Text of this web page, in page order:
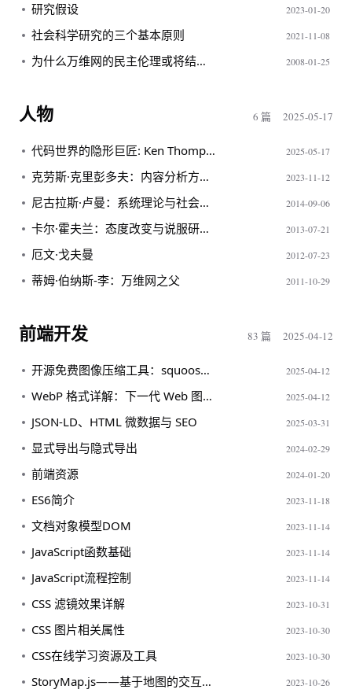
研究假设 2023-01-20
社会科学研究的三个基本原则 2021-11-08
为什么万维网的民主伦理或将结束？ 2008-01-25
人物 6 篇 2025-05-17
代码世界的隐形巨匠: Ken Thompson 2025-05-17
克劳斯·克里彭多夫：内容分析方法论的奠基者 2023-11-12
尼古拉斯·卢曼：系统理论与社会学的革新者 2014-09-06
卡尔·霍夫兰：态度改变与说服研究的先驱 2013-07-21
厄文·戈夫曼 2012-07-23
蒂姆·伯纳斯-李：万维网之父 2011-10-29
前端开发 83 篇 2025-04-12
开源免费图像压缩工具：squoosh-cli 详解 2025-04-12
WebP 格式详解：下一代 Web 图像标准 2025-04-12
JSON-LD、HTML 微数据与 SEO 2025-03-31
显式导出与隐式导出 2024-02-29
前端资源 2024-01-20
ES6简介 2023-11-18
文档对象模型DOM 2023-11-14
JavaScript函数基础 2023-11-14
JavaScript流程控制 2023-11-14
CSS 滤镜效果详解 2023-10-31
CSS 图片相关属性 2023-10-30
CSS在线学习资源及工具 2023-10-30
StoryMap.js——基于地图的交互叙事工具 2023-10-26